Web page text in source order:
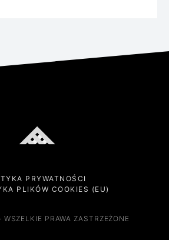
PRYWATNOŚCI
PLIKÓW COOKIES (EU)
PRAWA ZASTRZEŻONE